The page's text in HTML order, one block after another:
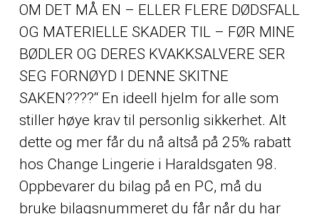
OM DET MÅ EN – ELLER FLERE DØDSFALL
OG MATERIELLE SKADER TIL – FØR MINE
BØDLER OG DERES KVAKKSALVERE SER
SEG FORNØYD I DENNE SKITNE
SAKEN????“ En ideell hjelm for alle som
stiller høye krav til personlig sikkerhet. Alt
dette og mer får du nå altså på 25% rabatt
hos Change Lingerie i Haraldsgaten 98.
Oppbevarer du bilag på en PC, må du
bruke bilagsnummeret du får når du har